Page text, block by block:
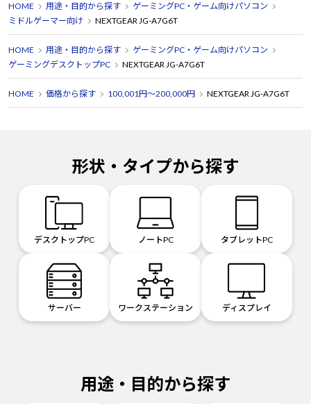
HOME 用途・目的から探す
ゲーミングPC・ゲーム向けパソコン
ミドルゲーマー向け
NEXTGEAR JG-A7G6T
HOME 用途・目的から探す
ゲーミングPC・ゲーム向けパソコン
ゲーミングデスクトップPC
NEXTGEAR JG-A7G6T
HOME 価格から探す 100,001円～200,000円 NEXTGEAR JG-A7G6T
形状・タイプから探す
デスクトップPC ノートPC タブレットPC
サーバー ワークステーション ディスプレイ
用途・目的から探す